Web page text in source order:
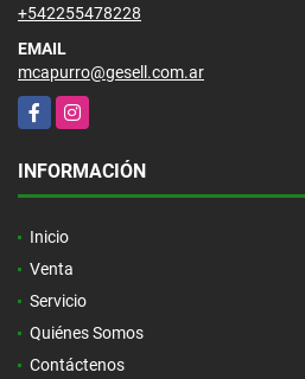
+542255478228
EMAIL
mcapurro@gesell.com.ar
FacebookInstagram
INFORMACIÓN
Inicio
Venta
Servicio
Quiénes Somos
Contáctenos